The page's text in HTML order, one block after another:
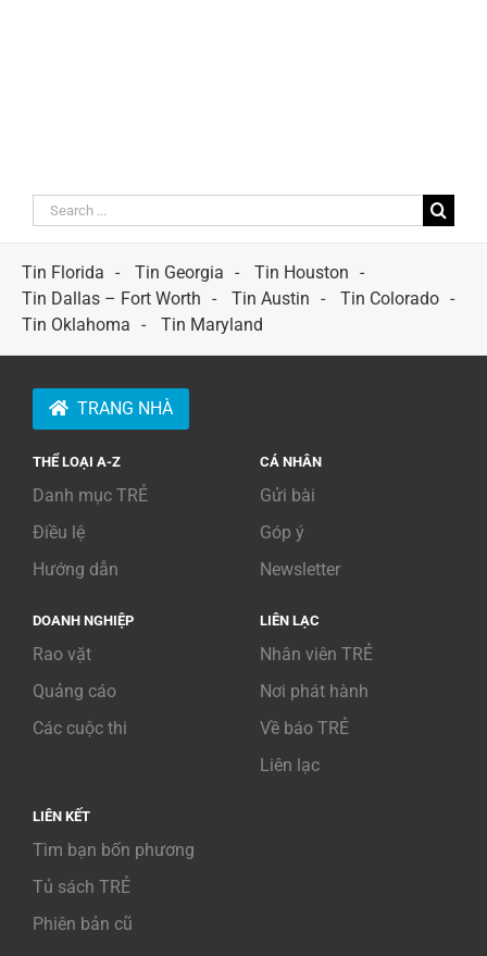
Search
for:
Tin Florida
Tin Georgia
Tin Houston
Tin Dallas – Fort Worth
Tin Austin
Tin Colorado
Tin Oklahoma
Tin Maryland
TRANG NHÀ
THỂ LOẠI A-Z
Danh mục TRẺ
Điều lệ
Hướng dẫn
CÁ NHÂN
Gửi bài
Góp ý
Newsletter
DOANH NGHIỆP
Rao vặt
Quảng cáo
Các cuộc thi
LIÊN LẠC
Nhân viên TRẺ
Nơi phát hành
Về báo TRẺ
Liên lạc
LIÊN KẾT
Tìm bạn bốn phương
Tủ sách TRẺ
Phiên bản cũ